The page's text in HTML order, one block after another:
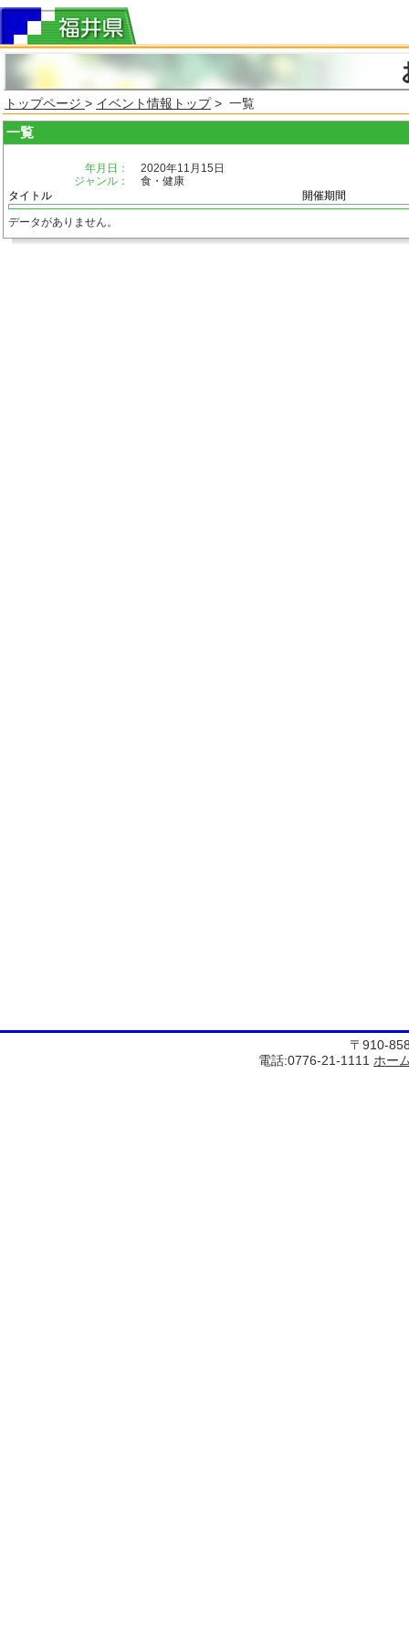
トップページ > イベント情報トップ> 一覧
一覧
年月日：
2020年11月15日
ジャンル：
食・健康
タイトル
開催期間
データがありません。
〒910-
電話:0776-21-1111 ホー